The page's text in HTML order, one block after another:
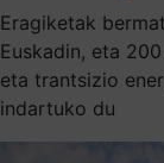
Eragiketak
Euskadin, eta
eta trantsizio
indartuko du